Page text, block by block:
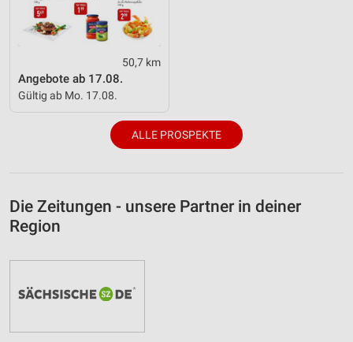
50,7 km
Angebote ab 17.08.
Gültig ab Mo. 17.08.
ALLE PROSPEKTE
Die Zeitungen - unsere Partner in deiner
Region